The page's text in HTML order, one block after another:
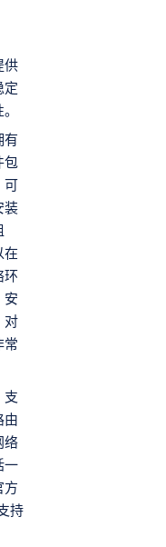
供
定
有
包
可
装
在
环
安
对
常
支
由
络
一
方
持